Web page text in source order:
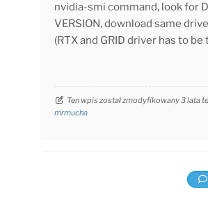
nvidia-smi command, look for
VERSION, download same
(RTX and GRID driver has to be
Ten wpis został zmodyfikowany 3 lata
mrmucha